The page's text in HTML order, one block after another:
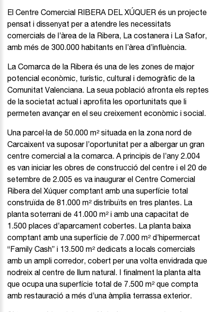
El Centre Comercial RIBERA DEL XÚQUER és un projecte
pensat i dissenyat per a atendre les necessitats
comercials de l’àrea de la Ribera, La costanera i La Safor,
amb més de 300.000 habitants en l’àrea d’influència.
La Comarca de la Ribera és una de les zones de major
potencial econòmic, turístic, cultural i demogràfic de la
Comunitat Valenciana. La seua població afronta els reptes
de la societat actual i aprofita les oportunitats que li
permeten avançar en el seu creixement econòmic i social.
Una parcel·la de 50.000 m² situada en la zona nord de
Carcaixent va suposar l’oportunitat per a albergar un gran
centre comercial a la comarca. A principis de l’any 2.004
es van iniciar les obres de construcció del centre i el 20 de
setembre de 2.005 es va inaugurar el Centre Comercial
Ribera del Xúquer comptant amb una superfície total
construïda de 81.000 m² distribuïts en tres plantes. La
planta soterrani de 41.000 m² i amb una capacitat de
1.500 places d’aparcament cobertes. La planta baixa
comptant amb una superfície de 7.000 m² d’hipermercat
“Family Cash” i 13.500 m² dedicats a locals comercials
amb un ampli corredor, cobert per una volta envidrada que
nodreix al centre de llum natural. I finalment la planta alta
que ocupa una superfície total de 7.500 m² que compta
amb restauració a més d’una àmplia terrassa exterior.